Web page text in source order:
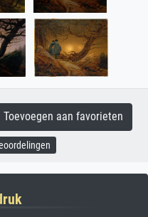
Toevoegen aan favorieten